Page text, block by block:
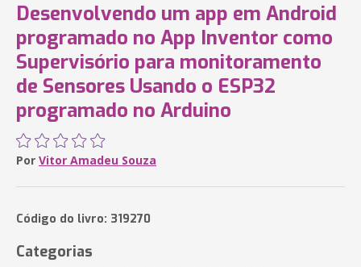
Desenvolvendo um app em Android
programado no App Inventor como
Supervisório para monitoramento
de Sensores Usando o ESP32
programado no Arduino
Por Vitor Amadeu Souza
Código do livro: 319270
Categorias